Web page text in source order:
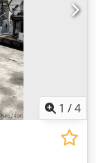
1 /4